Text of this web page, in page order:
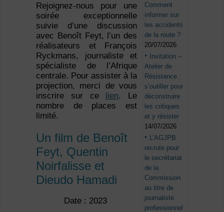
Rejoignez-nous pour une
soirée exceptionnelle
suivie d’une discussion
avec Benoît Feyt, l’un des
réalisateurs et François
Ryckmans, journaliste et
spécialiste de l’Afrique
centrale. Pour assister à la
projection, merci de vous
inscrire sur ce
lien. Le
nombre de places est
limité.
Un film de Benoît
Feyt, Quentin
Noirfalisse et
Dieudo Hamadi
Date : 2023
Comment
informer sur
les accidents
de la route ?
20/07/2026
Invitation –
Atelier de
Résistance :
s’outiller pour
déconstruire
les critiques
et y résister
14/07/2026
L’AGJPB
recrute pour
le secrétariat
de la
Commission
au titre de
journaliste
professionnel